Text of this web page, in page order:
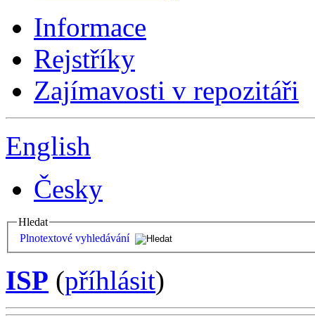
Informace
Rejstříky
Zajímavosti v repozitáři
English
Česky
Hledat
Plnotextové vyhledávání
ISP (příhlásit)